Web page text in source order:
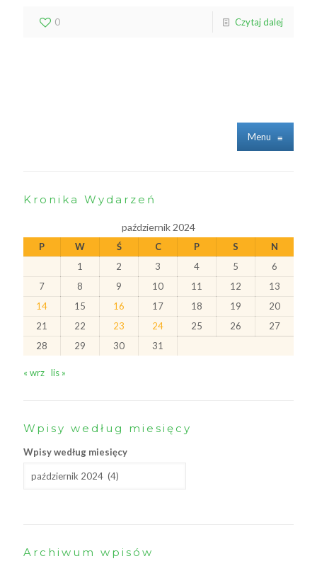
0 Czytaj dalej
Menu ≡
Kronika Wydarzeń
październik 2024
P W Ś C P S
N
1
2 3 4 5
6
7
8 9 10 11 12
13
14
15 16 17 18 19
20
21
22 23 24 25 26
27
28
29 30 31
« wrz lis »
Wpisy według miesięcy
Wpisy według miesięcy
Archiwum wpisów